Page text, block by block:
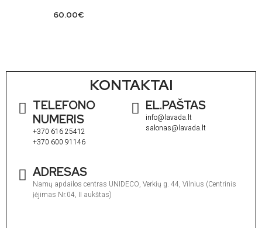
60.00€
KONTAKTAI
TELEFONO
NUMERIS
+370 616 25412
+370 600 91146
EL.PAŠTAS
info@lavada.lt
salonas@lavada.lt
ADRESAS
Namų apdailos centras UNIDECO, Verkių g. 44, Vilnius (Centrinis
įėjimas Nr.04, II aukštas)